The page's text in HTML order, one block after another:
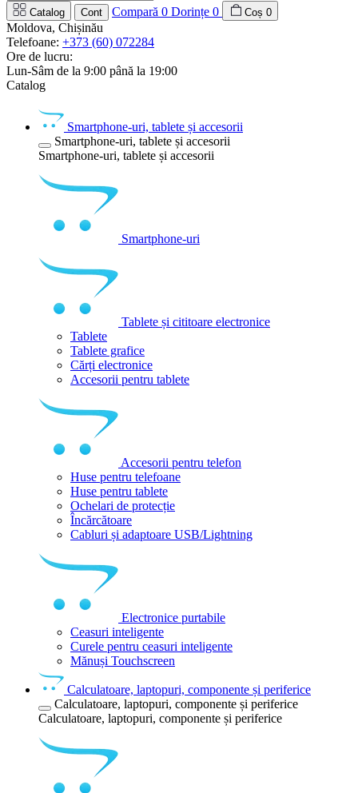
Catalog Cont Compară 0 Dorințe 0 Coș 0
Moldova, Chișinău
Telefoane: +373 (60) 072284
Ore de lucru:
Lun-Sâm de la 9:00 până la 19:00
Catalog
Smartphone-uri, tablete și accesorii
Smartphone-uri, tablete și accesorii
Smartphone-uri, tablete și accesorii
Smartphone-uri
Tablete și cititoare electronice
Tablete
Tablete grafice
Cărți electronice
Accesorii pentru tablete
Accesorii pentru telefon
Huse pentru telefoane
Huse pentru tablete
Ochelari de protecție
Încărcătoare
Cabluri și adaptoare USB/Lightning
Electronice purtabile
Ceasuri inteligente
Curele pentru ceasuri inteligente
Mănuși Touchscreen
Calculatoare, laptopuri, componente și periferice
Calculatoare, laptopuri, componente și periferice
Calculatoare, laptopuri, componente și periferice